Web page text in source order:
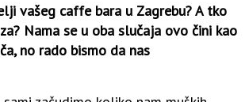
vašeg caffe bara u Zagrebu? A tko
Nama se u oba slučaja ovo čini kao
no rado bismo da nas